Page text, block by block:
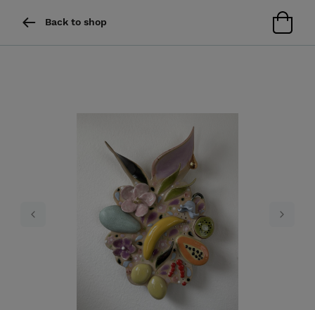
Back to shop
Previous Next